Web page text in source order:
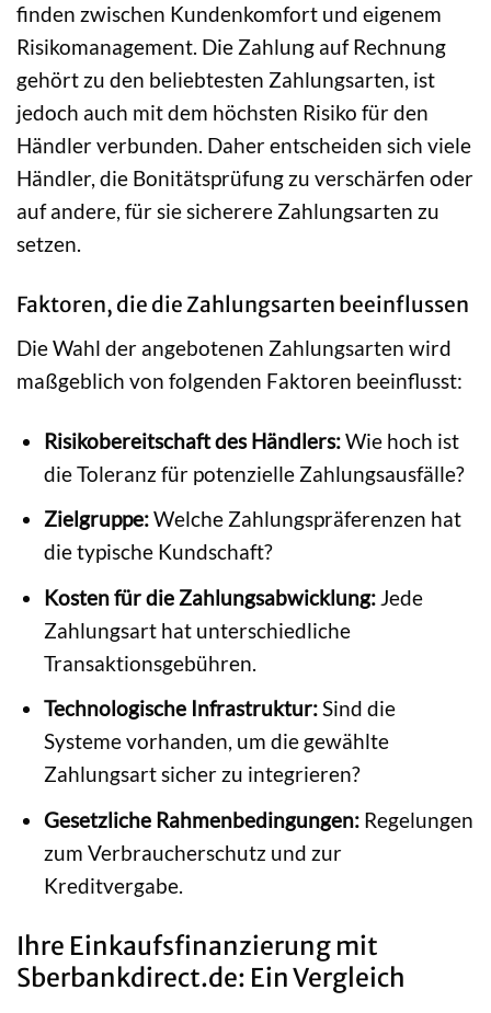
finden zwischen Kundenkomfort und eigenem
Risikomanagement. Die Zahlung auf Rechnung
gehört zu den beliebtesten Zahlungsarten, ist
jedoch auch mit dem höchsten Risiko für den
Händler verbunden. Daher entscheiden sich viele
Händler, die Bonitätsprüfung zu verschärfen oder
auf andere, für sie sicherere Zahlungsarten zu
setzen.
Faktoren, die die Zahlungsarten beeinflussen
Die Wahl der angebotenen Zahlungsarten wird
maßgeblich von folgenden Faktoren beeinflusst:
Risikobereitschaft des Händlers:Wie hoch ist
die Toleranz für potenzielle Zahlungsausfälle?
Zielgruppe:Welche Zahlungspräferenzen hat
die typische Kundschaft?
Kosten für die Zahlungsabwicklung:Jede
Zahlungsart hat unterschiedliche
Transaktionsgebühren.
Technologische Infrastruktur:Sind die
Systeme vorhanden, um die gewählte
Zahlungsart sicher zu integrieren?
Gesetzliche Rahmenbedingungen:Regelungen
zum Verbraucherschutz und zur
Kreditvergabe.
Ihre Einkaufsfinanzierung mit
Sberbankdirect.de: Ein Vergleich